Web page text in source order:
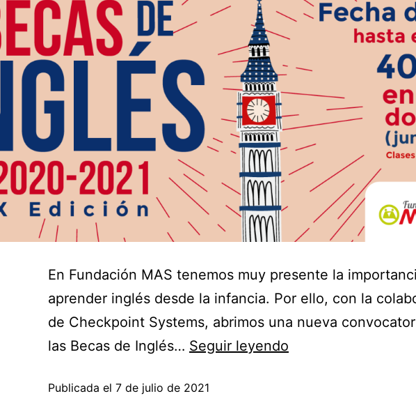
En Fundación MAS tenemos muy presente la
aprender inglés desde la infancia. Por ello, con la
de Checkpoint Systems, abrimos una nueva
las Becas de Inglés… Seguir leyendo
Publicada el 7 de julio de 2021